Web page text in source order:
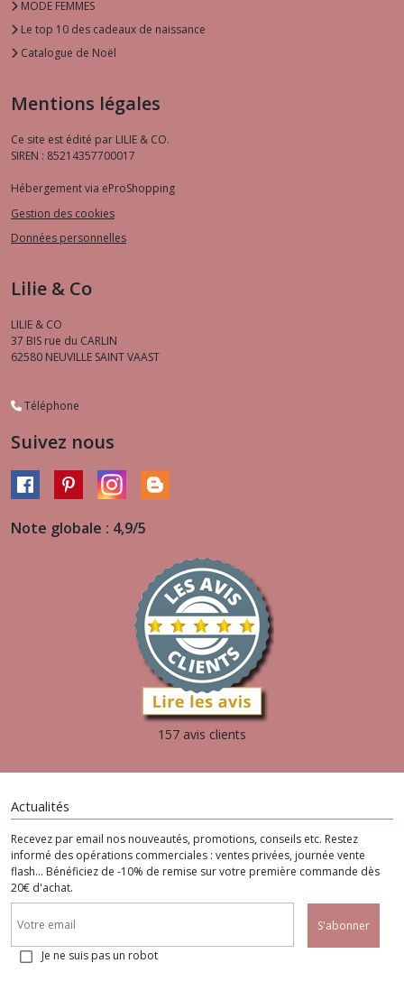
MODE FEMMES
Le top 10 des cadeaux de naissance
Catalogue de Noël
Mentions légales
Ce site est édité par LILIE & CO.
SIREN : 85214357700017
Hébergement via eProShopping
Gestion des cookies
Données personnelles
Lilie & Co
LILIE & CO
37 BIS rue du CARLIN
62580 NEUVILLE SAINT VAAST
Téléphone
Suivez nous
Note globale : 4,9/5
157 avis clients
Actualités
Recevez par email nos nouveautés, promotions, conseils etc. Restez
informé des opérations commerciales : ventes privées, journée vente
flash... Bénéficiez de -10% de remise sur votre première commande dès
20€ d'achat.
S'abonner
Je ne suis pas un robot